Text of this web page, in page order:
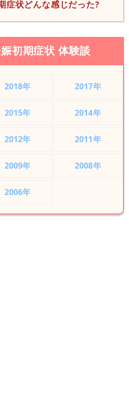
症状どんな感じだった?
初期症状 体験談
2018年 2017年
2015年 2014年
2012年 2011年
2009年 2008年
2006年